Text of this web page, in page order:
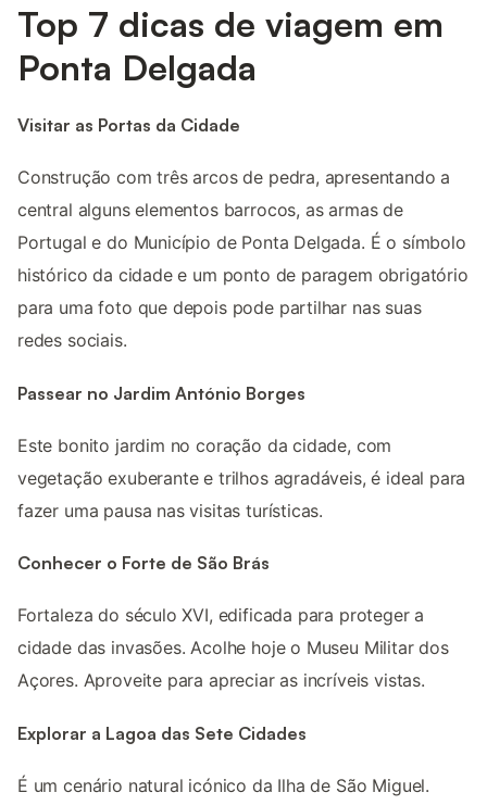
Top 7 dicas de viagem em
Ponta Delgada
Visitar as Portas da Cidade
Construção com três arcos de pedra, apresentando a
central alguns elementos barrocos, as armas de
Portugal e do Município de Ponta Delgada. É o símbolo
histórico da cidade e um ponto de paragem obrigatório
para uma foto que depois pode partilhar nas suas
redes sociais.
Passear no Jardim António Borges
Este bonito jardim no coração da cidade, com
vegetação exuberante e trilhos agradáveis, é ideal para
fazer uma pausa nas visitas turísticas.
Conhecer o Forte de São Brás
Fortaleza do século XVI, edificada para proteger a
cidade das invasões. Acolhe hoje o Museu Militar dos
Açores. Aproveite para apreciar as incríveis vistas.
Explorar a Lagoa das Sete Cidades
É um cenário natural icónico da Ilha de São Miguel.